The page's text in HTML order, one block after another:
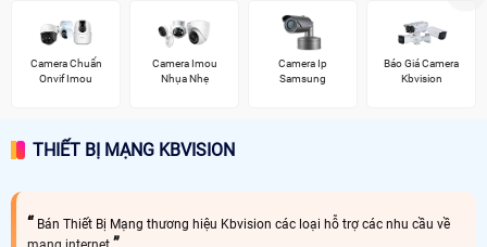
Camera Chuẩn
Onvif Imou
Camera Imou
Nhụa Nhẹ
Camera Ip
Samsung
Báo Giá Camera
Kbvision
THIẾT BỊ MẠNG KBVISION
Bán Thiết Bị Mạng thương hiệu Kbvision các loại hỗ trợ các nhu cầu về